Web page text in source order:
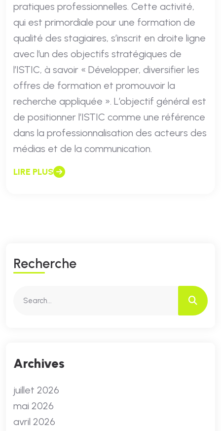
pratiques professionnelles. Cette activité,
qui est primordiale pour une formation de
qualité des stagiaires, s’inscrit en droite ligne
avec l’un des objectifs stratégiques de
l’ISTIC, à savoir « Développer, diversifier les
offres de formation et promouvoir la
recherche appliquée ». L’objectif général est
de positionner l’ISTIC comme une référence
dans la professionnalisation des acteurs des
médias et de la communication.
LIRE PLUS
RECHERCHE
Archives
juillet 2026
mai 2026
avril 2026